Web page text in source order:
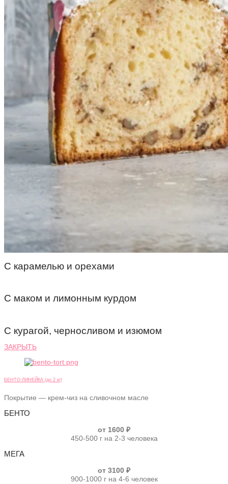
С карамелью и орехами
С маком и лимонным курдом
С курагой, черносливом и изюмом
ЗАКРЫТЬ
БЕНТО-ЛИНЕЙКА (до 2 кг)
Покрытие — крем-чиз на сливочном масле
БЕНТО
от 1600 ₽
450-500 г на 2-3 человека
МЕГА
от 3100 ₽
900-1000 г на 4-6 человек